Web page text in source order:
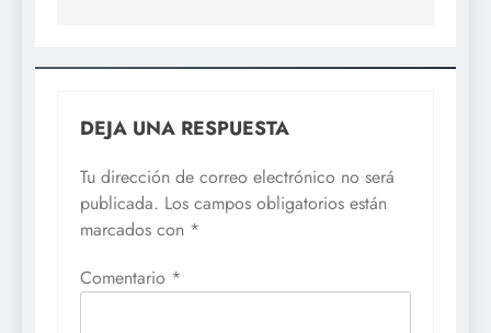
DEJA UNA RESPUESTA
Tu dirección de correo electrónico no será
publicada. Los campos obligatorios están
marcados con *
Comentario *